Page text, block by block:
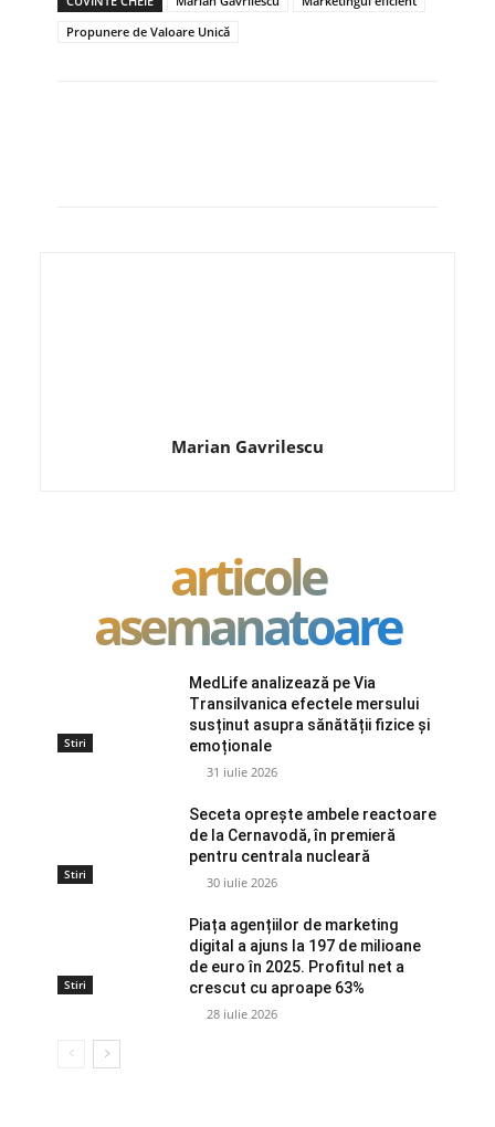
Propunere de Valoare Unică
Marian Gavrilescu
articole
asemanatoare
Stiri
MedLife analizează pe Via
Transilvanica efectele mersului
susținut asupra sănătății fizice și
emoționale
31 iulie 2026
Stiri
Seceta oprește ambele reactoare
de la Cernavodă, în premieră
pentru centrala nucleară
30 iulie 2026
Stiri
Piața agențiilor de marketing
digital a ajuns la 197 de milioane
de euro în 2025. Profitul net a
crescut cu aproape 63%
28 iulie 2026